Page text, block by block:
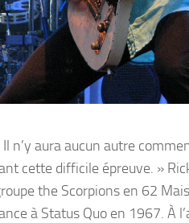
n’y aura aucun autre
cette difficile épreuve. »
the Scorpions en 62
à Status Quo en 1967. À